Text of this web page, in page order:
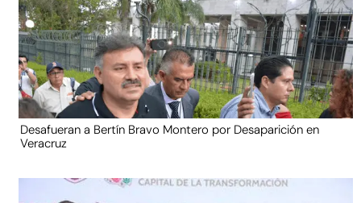
Desafueran a Bertín Bravo Montero por Desaparición en
Veracruz